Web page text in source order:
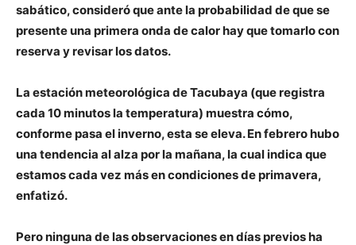
sabático, consideró que ante la probabilidad de que se
presente una primera onda de calor hay que tomarlo con
reserva y revisar los datos.
La estación meteorológica de Tacubaya (que registra
cada 10 minutos la temperatura) muestra cómo,
conforme pasa el inverno, esta se eleva. En febrero hubo
una tendencia al alza por la mañana, la cual indica que
estamos cada vez más en condiciones de primavera,
enfatizó.
Pero ninguna de las observaciones en días previos ha